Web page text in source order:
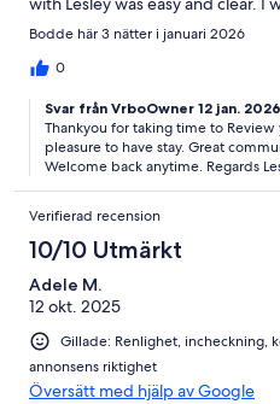
people to stay here.
Bodde här 3 nätter i januari 2026
0
Svar från VrboOwner 12 jan. 2026
Thankyou for taking time to Review
pleasure to have stay. Great
Welcome back anytime. Regards
Verifierad recension
10/10 Utmärkt
Adele M.
12 okt. 2025
Gillade: Renlighet, incheckning,
annonsens riktighet
Översätt med hjälp av Google